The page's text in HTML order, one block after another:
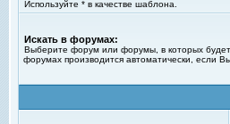
Используйте * в качестве шаблона.
Искать в форумах:
Выберите форум или форумы, в которых
форумах производится автоматически, если